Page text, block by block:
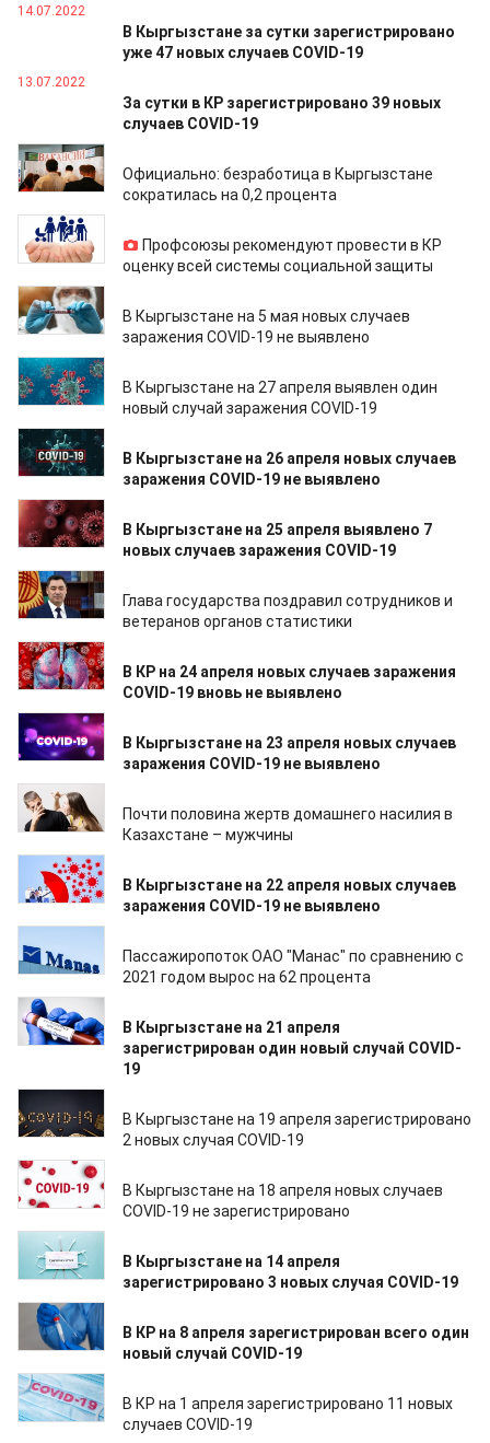
14.07.2022
В Кыргызстане за сутки зарегистрировано
уже 47 новых случаев COVID-19
13.07.2022
За сутки в КР зарегистрировано 39 новых
случаев COVID-19
12.07.2022
Официально: безработица в Кыргызстане
сократилась на 0,2 процента
30.06.2022
Профсоюзы рекомендуют провести в КР
оценку всей системы социальной защиты
05.05.2022
В Кыргызстане на 5 мая новых случаев
заражения COVID-19 не выявлено
27.04.2022
В Кыргызстане на 27 апреля выявлен один
новый случай заражения COVID-19
26.04.2022
В Кыргызстане на 26 апреля новых случаев
заражения COVID-19 не выявлено
25.04.2022
В Кыргызстане на 25 апреля выявлено 7
новых случаев заражения COVID-19
24.04.2022
Глава государства поздравил сотрудников и
ветеранов органов статистики
24.04.2022
В КР на 24 апреля новых случаев заражения
COVID-19 вновь не выявлено
23.04.2022
В Кыргызстане на 23 апреля новых случаев
заражения COVID-19 не выявлено
22.04.2022
Почти половина жертв домашнего насилия в
Казахстане – мужчины
22.04.2022
В Кыргызстане на 22 апреля новых случаев
заражения COVID-19 не выявлено
Пассажиропоток ОАО "Манас" по сравнению с
2021 годом вырос на 62 процента
21.04.2022
В Кыргызстане на 21 апреля
зарегистрирован один новый случай COVID-
19
В Кыргызстане на 19 апреля зарегистрировано
2 новых случая COVID-19
18.04.2022
В Кыргызстане на 18 апреля новых случаев
COVID-19 не зарегистрировано
14.04.2022
В Кыргызстане на 14 апреля
зарегистрировано 3 новых случая COVID-19
08.04.2022
В КР на 8 апреля зарегистрирован всего один
новый случай COVID-19
01.04.2022
В КР на 1 апреля зарегистрировано 11 новых
случаев COVID-19